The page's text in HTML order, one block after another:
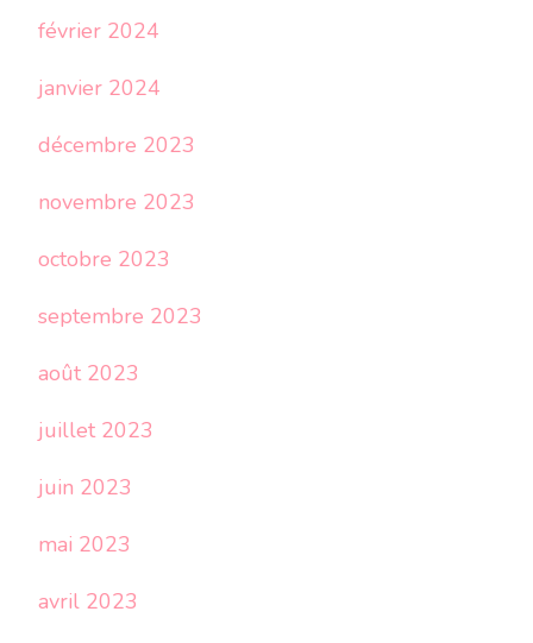
février 2024
janvier 2024
décembre 2023
novembre 2023
octobre 2023
septembre 2023
août 2023
juillet 2023
juin 2023
mai 2023
avril 2023